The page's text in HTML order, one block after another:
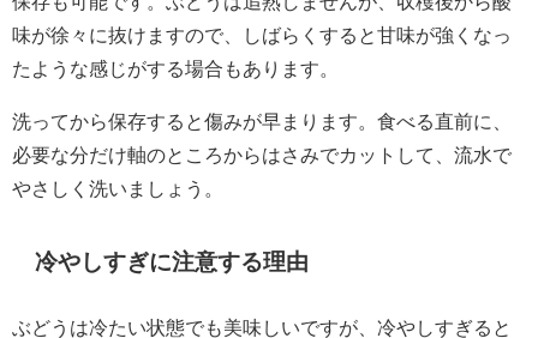
味が徐々に抜けますので、しばらくすると甘味が強くなっ
たような感じがする場合もあります。
洗ってから保存すると傷みが早まります。食べる直前に、
必要な分だけ軸のところからはさみでカットして、流水で
やさしく洗いましょう。
冷やしすぎに注意する理由
ぶどうは冷たい状態でも美味しいですが、冷やしすぎると